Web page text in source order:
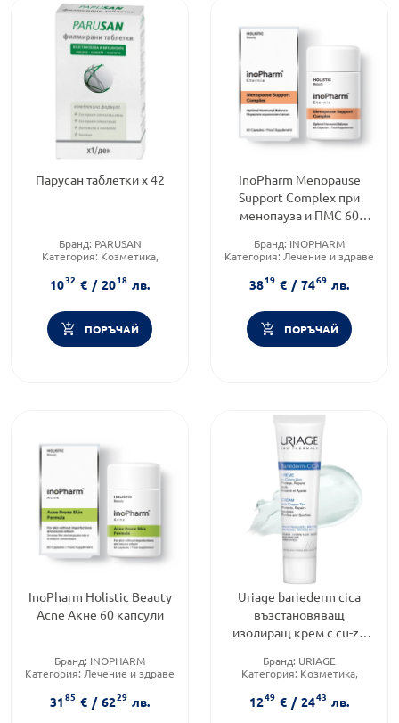
Парусан таблетки х 42
Бранд: PARUSAN
Категория: Козметика,
Тип продукт:Хранителни
добавки
1032 € / 2018 лв.
ПОРЪЧАЙ
InoPharm Menopause
Support Complex при
менопауза и ПМС 60
Бранд: INOPHARM
Категория: Лечение и здраве
3819 € / 7469 лв.
ПОРЪЧАЙ
InoPharm Holistic Beauty
Acne Акне 60 капсули
Бранд: INOPHARM
Категория: Лечение и здраве
3185 € / 6229 лв.
Uriage bariederm cica
възстановяващ
изолиращ крем с cu-zn
Бранд: URIAGE
Категория: Козметика,
Продуктова линия:
Bariederm
1249 € / 2443 лв.